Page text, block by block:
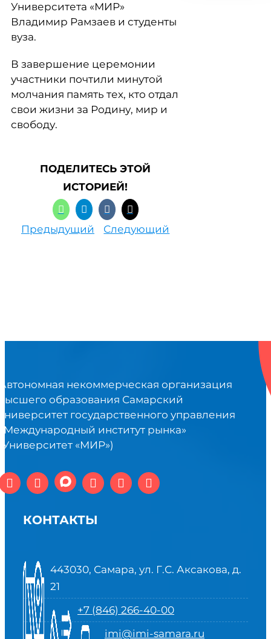
Университета «МИР»
Владимир Рамзаев и студенты
вуза.
В завершение церемонии
участники почтили минутой
молчания память тех, кто отдал
свои жизни за Родину, мир и
свободу.
ПОДЕЛИТЕСЬ ЭТОЙ
ИСТОРИЕЙ!
Предыдущий Следующий
некоммерческая организация
образования Самарский
государственного управления
институт рынка»
«МИР»)
КОНТАКТЫ
443030, Самара, ул. Г.С. Аксакова, д.
21
+7 (846) 266-40-00
imi@imi-samara.ru